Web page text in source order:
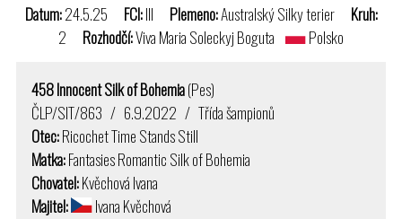
Datum:24.5.25 FCI:III Plemeno:Australský Silky terier Kruh:
2 Rozhodčí:Viva Maria Soleckyj Boguta Polsko
458 Innocent Silk of Bohemia(Pes)
ČLP/SIT/863 / 6.9.2022 / Třída šampionů
Otec:Ricochet Time Stands Still
Matka:Fantasies Romantic Silk of Bohemia
Chovatel:Kvěchová Ivana
Majitel:
Ivana Kvěchová